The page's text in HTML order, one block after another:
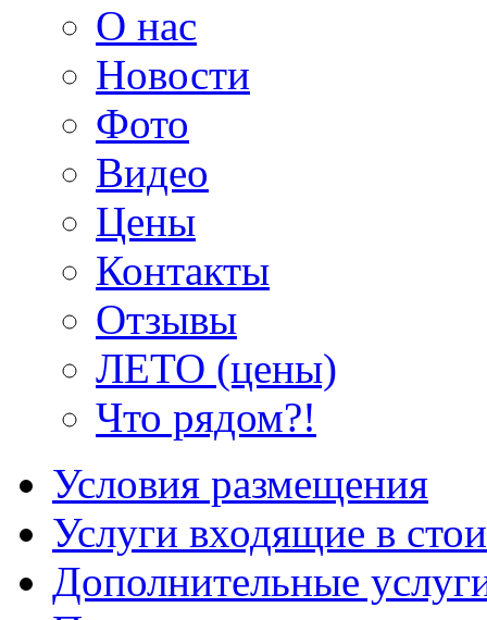
О нас
Новости
Фото
Видео
Цены
Контакты
Отзывы
ЛЕТО (цены)
Что рядом?!
Условия размещения
Услуги входящие в
Дополнительные